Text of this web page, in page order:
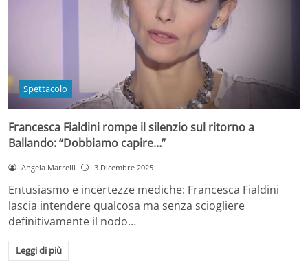
Spettacolo
Francesca Fialdini rompe il silenzio sul ritorno a
Ballando: “Dobbiamo capire…”
Angela Marrelli 3 Dicembre 2025
Entusiasmo e incertezze mediche: Francesca Fialdini
lascia intendere qualcosa ma senza sciogliere
definitivamente il nodo…
Leggi di più